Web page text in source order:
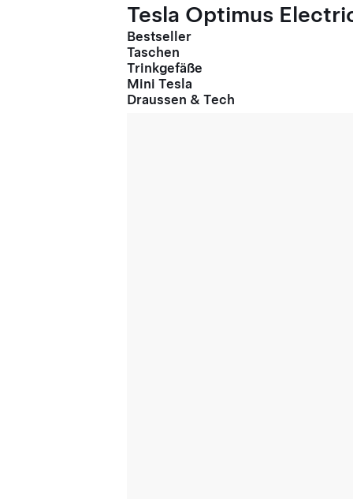
Tesla Optimus
Bestseller
Taschen
Trinkgefäße
Mini Tesla
Draussen & Tech